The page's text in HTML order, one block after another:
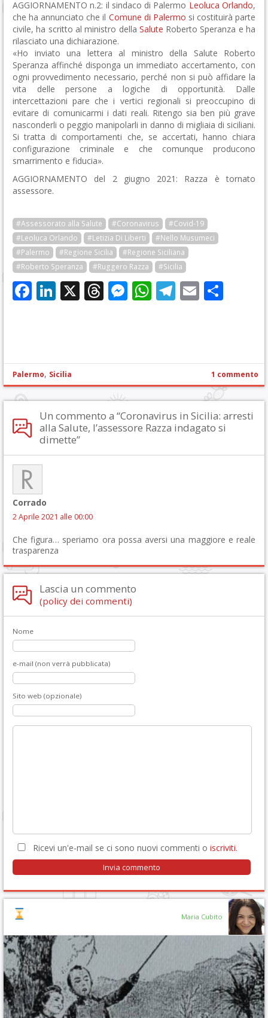
AGGIORNAMENTO n.2: il sindaco di Palermo Leoluca Orlando,
che ha annunciato che il Comune di Palermo si costituirà parte
civile, ha scritto al ministro della Salute Roberto Speranza e ha
rilasciato una dichiarazione.
«Ho inviato una lettera al ministro della Salute Roberto
Speranza affinché disponga un immediato accertamento, con
ogni provvedimento necessario, perché non si può affidare la
vita delle persone a logiche di opportunità. Dalle
intercettazioni pare che i vertici regionali si preoccupino di
evitare di comunicarmi i dati reali. Ritengo sia ben più grave
nasconderli o peggio manipolarli in danno di migliaia di siciliani.
Si tratta di comportamenti che, se accertati, hanno chiara
configurazione criminale e che comunque producono
smarrimento e fiducia».
AGGIORNAMENTO del 2 giugno 2021: Razza è tornato
assessore.
#Assessorato alla Salute #Coronavirus
#Covid-19
#Leoluca Orlando
#Letizia Di Liberti
#Nello Musumeci
#Palermo
#Regione Sicilia
#Regione Siciliana
#Roberto Speranza
#Ruggero Razza #Sicilia
Facebook
LinkedIn
X Threads
Messenger
WhatsApp
Telegram
Email
Palermo, Sicilia 1 commento
Un commento a “Coronavirus in Sicilia: arresti
alla Salute, l’assessore Razza indagato si
dimette”
Corrado
2 Aprile 2021 alle 00:00
Che figura… speriamo ora possa aversi una maggiore e reale
trasparenza
Lascia un commento
(policy dei commenti)
Nome
e-mail (non verrà pubblicata)
Sito web (opzionale)
Ricevi un'e-mail se ci sono nuovi commenti o iscriviti.
Maria Cubito